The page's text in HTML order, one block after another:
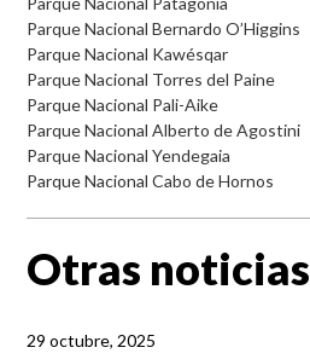
Parque Nacional Bernardo O’Higgins
Parque Nacional Kawésqar
Parque Nacional Torres del Paine
Parque Nacional Pali-Aike
Parque Nacional Alberto de Agostini
Parque Nacional Yendegaia
Parque Nacional Cabo de Hornos
Otras noticias
29 octubre, 2025